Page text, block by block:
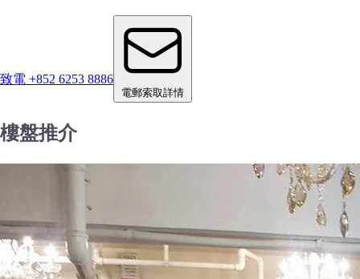
致電 +852 6253 8886
電郵索取詳情
樓盤推介